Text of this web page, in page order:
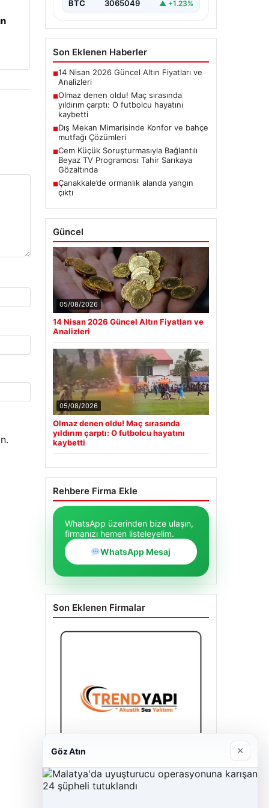
BTC 3065049 ▲ +1.23%
Son Eklenen Haberler
■14 Nisan 2026 Güncel Altın Fiyatları ve
Analizleri
■Olmaz denen oldu! Maç sırasında
yıldırım çarptı: O futbolcu hayatını
kaybetti
■Dış Mekan Mimarisinde Konfor ve bahçe
mutfağı Çözümleri
■Cem Küçük Soruşturmasıyla Bağlantılı
Beyaz TV Programcısı Tahir Sarıkaya
Gözaltında
■Çanakkale’de ormanlık alanda yangın
çıktı
Güncel
05/08/2026
14 Nisan 2026 Güncel Altın Fiyatları ve
Analizleri
05/08/2026
Olmaz denen oldu! Maç sırasında
yıldırım çarptı: O futbolcu hayatını
kaybetti
Rehbere Firma Ekle
WhatsApp üzerinden bize ulaşın,
firmanızı hemen listeleyelim.
WhatsApp Mesaj
Son Eklenen Firmalar
Trend Yapı Akustik
Göz Atın ×